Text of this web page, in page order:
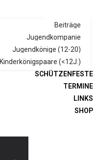
Beiträge
Jugendkompanie
Jugendkönige (12-20)
Kinderkönigspaare (<12J.)
SCHÜTZENFESTE
TERMINE
LINKS
SHOP